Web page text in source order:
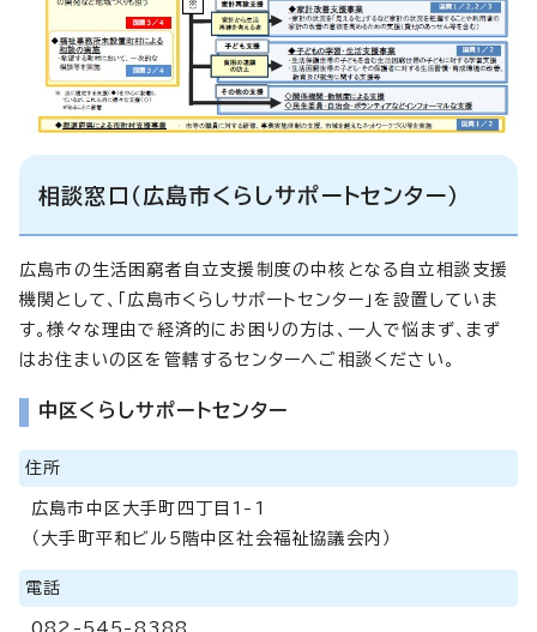
相談窓口（広島市くらしサポートセンター）
広島市の生活困窮者自立支援制度の中核となる自立相談支援
機関として、「広島市くらしサポートセンター」を設置していま
す。様々な理由で経済的にお困りの方は、一人で悩まず、まず
はお住まいの区を管轄するセンターへご相談ください。
中区くらしサポートセンター
住所
広島市中区大手町四丁目1-1
（大手町平和ビル5階中区社会福祉協議会内）
電話